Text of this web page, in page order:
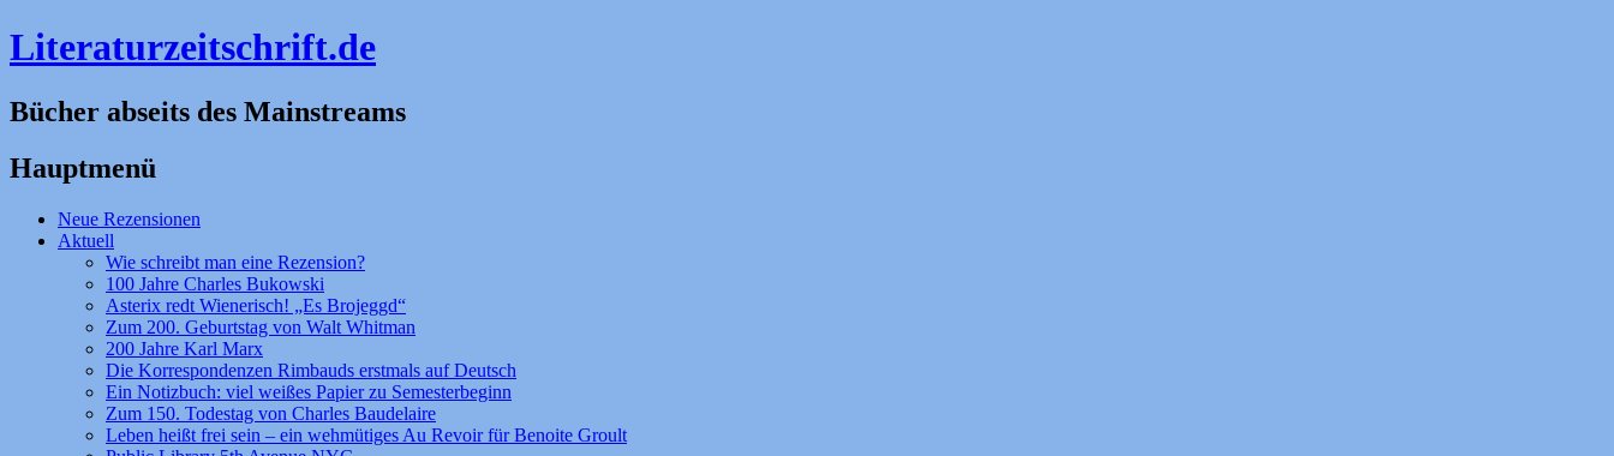
Literaturzeitschrift.de
Bücher abseits des Mainstreams
Hauptmenü
Zum
Inhalt
Neue Rezensionen
Aktuell
Wie schreibt man eine Rezension?
100 Jahre Charles Bukowski
Asterix redt Wienerisch! „Es Brojeggd“
Zum 200. Geburtstag von Walt Whitman
200 Jahre Karl Marx
Die Korrespondenzen Rimbauds erstmals auf Deutsch
Ein Notizbuch: viel weißes Papier zu Semesterbeginn
Zum 150. Todestag von Charles Baudelaire
Leben heißt frei sein – ein wehmütiges Au Revoir für Benoite Groult